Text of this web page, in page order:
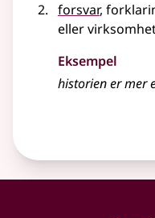
forsvar,
eller
Eksempel
historien er mer